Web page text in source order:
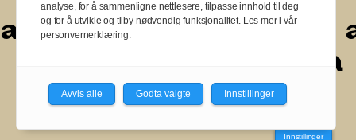
aaa
aaa
aa
a
a
Innstillinger
analyse, for å sammenligne nettlesere, tilpasse innhold til deg
og for å utvikle og tilby nødvendig funksjonalitet. Les mer i vår
personvernerklæring.
Avvis alle Godta valgte Innstillinger